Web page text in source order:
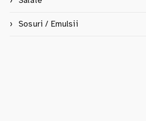
Sosuri / Emulsii